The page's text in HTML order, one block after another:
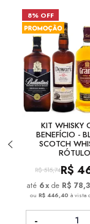
8% OFF
KIT WHISKY
BENEFÍCIO -
SCOTCH
R$ 515,74R$
6x de R$
ouR$ 446,40à vista